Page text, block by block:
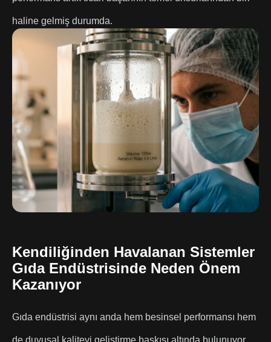
haline gelmiş durumda.
Kendiliğinden Havalanan Sistemler
Gıda Endüstrisinde Neden Önem
Kazanıyor
Gıda endüstrisi aynı anda hem besinsel performansı hem